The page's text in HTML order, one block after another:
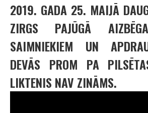
2019. GADA 25. MAIJĀ
ZIRGS PAJŪGĀ
SAIMNIEKIEM UN
DEVĀS PROM PA
LIKTENIS NAV ZINĀMS.